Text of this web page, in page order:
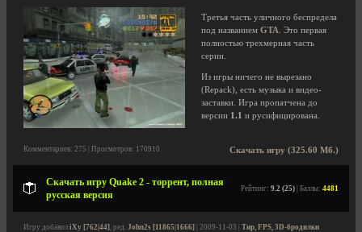
Третья часть уличного беспредела
под названием GTA . Это первая
полностью трехмерная часть
серии.
Из игры ничего не вырезано
(Repack), есть музыка и видео-
заставки. Игра пропатчена до
версии 1.1 и русифицирована.
Скачать игру (325.60 Мб.)
Комментариев: 275 | Просмотров: 170910
Скачать игру Quake 2 - торрент, полная
русская версия
Рейтинг: 9.2 (25) | Баллы: 4481
Игру добавил iXy [762|44], ред. John2s [11865|1666] | 2009-11-03 | Тир, FPS, 3D-бродилки